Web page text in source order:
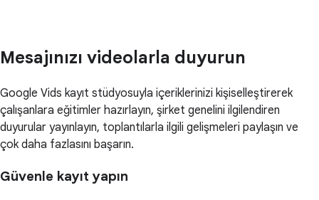
Mesajınızı videolarla duyurun
Google Vids kayıt stüdyosuyla içeriklerinizi kişiselleştirerek
çalışanlara eğitimler hazırlayın, şirket genelini ilgilendiren
duyurular yayınlayın, toplantılarla ilgili gelişmeleri paylaşın ve
çok daha fazlasını başarın.
Güvenle kayıt yapın